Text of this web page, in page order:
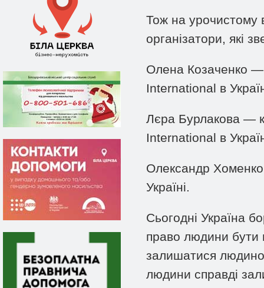
Тож на урочистому
організатори, які
Олена Козаченко —
International в
Лєра Бурлакова —
International в
Олександр
Україні.
Сьогодні Україна
право людини бути
залишатися
людини справді